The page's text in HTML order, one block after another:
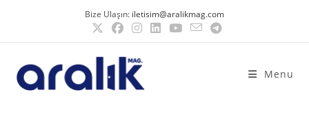
Bize Ulaşın: iletisim@aralikmag.com
Menu